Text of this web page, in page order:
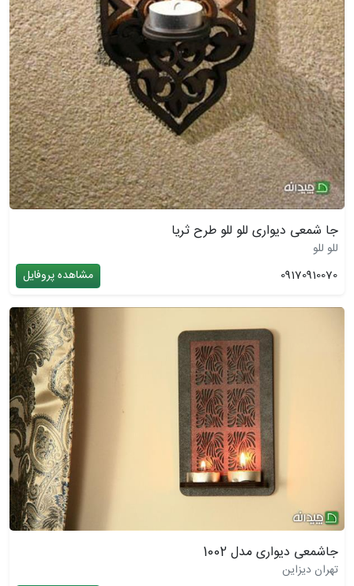
جا شمعی دیواری للو للو طرح ثریا
للو للو
09170910070
مشاهده پروفایل
جاشمعی دیواری مدل 1002
تهران دیزاین